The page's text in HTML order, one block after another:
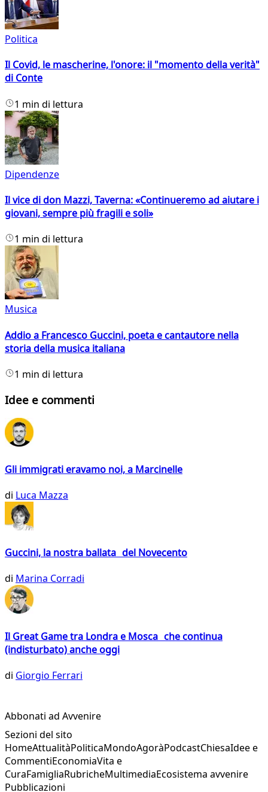
Politica
Il Covid, le mascherine, l'onore: il "momento della verità"
di Conte
1 min di lettura
Dipendenze
Il vice di don Mazzi, Taverna: «Continueremo ad aiutare i
giovani, sempre più fragili e soli»
1 min di lettura
Musica
Addio a Francesco Guccini, poeta e cantautore nella
storia della musica italiana
1 min di lettura
Idee e commenti
Gli immigrati eravamo noi, a Marcinelle
di Luca Mazza
Guccini, la nostra ballata del Novecento
di Marina Corradi
Il Great Game tra Londra e Mosca che continua
(indisturbato) anche oggi
di Giorgio Ferrari
Abbonati ad Avvenire
Sezioni del sito
HomeAttualitàPoliticaMondoAgoràPodcastChiesaIdee e
CommentiEconomiaVita e
CuraFamigliaRubricheMultimediaEcosistema avvenire
Pubblicazioni